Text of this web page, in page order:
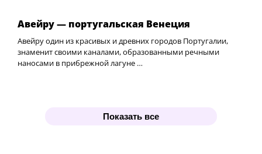
Авейру — португальская Венеция
Авейру один из красивых и древних городов Португалии,
знаменит своими каналами, образованными речными
наносами в прибрежной лагуне …
Показать все